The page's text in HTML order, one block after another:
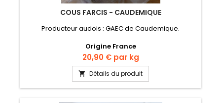
COUS FARCIS - CAUDEMIQUE
Producteur audois : GAEC de Caudemique.
Origine France
Prix
20,90 € par kg
 Détails du produit